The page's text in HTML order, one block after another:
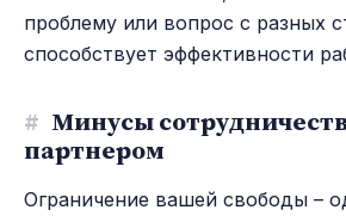
проблему или вопрос с разных
способствует эффективности
# Минусы
партнером
Ограничение вашей свободы –